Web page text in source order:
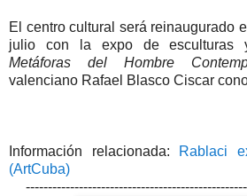
El centro cultural será reinaugurado
julio con la expo de esculturas
Metáforas del Hombre
valenciano Rafael Blasco Ciscar
Información relacionada:
Rablaci
(ArtCuba)